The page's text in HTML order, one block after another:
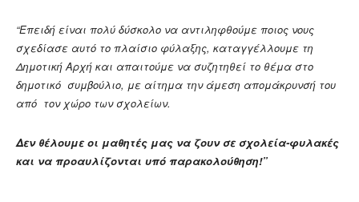
“Επειδή είναι πολύ δύσκολο να αντιληφθούμε ποιος νους
σχεδίασε αυτό το πλαίσιο φύλαξης, καταγγέλλουμε τη
Δημοτική Αρχή και απαιτούμε να συζητηθεί το θέμα στο
δημοτικό συμβούλιο, με αίτημα την άμεση απομάκρυνσή του
από τον χώρο των σχολείων.
Δεν θέλουμε οι μαθητές μας να ζουν σε σχολεία-φυλακές
και να προαυλίζονται υπό παρακολούθηση!”